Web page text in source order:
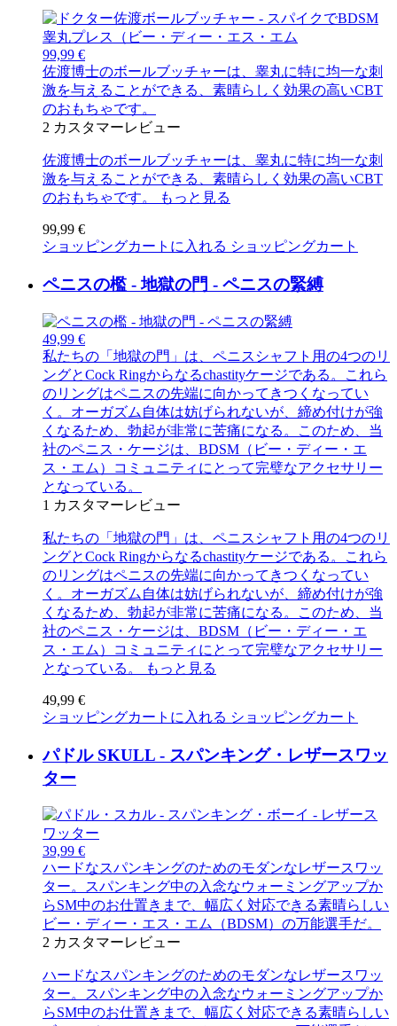
99,99 €
佐渡博士のボールブッチャーは、睾丸に特に均一な刺
激を与えることができる、素晴らしく効果の高いCBT
のおもちゃです。
2 カスタマーレビュー
佐渡博士のボールブッチャーは、睾丸に特に均一な刺
激を与えることができる、素晴らしく効果の高いCBT
のおもちゃです。
もっと見る
99,99 €
ショッピングカートに入れる ショッピングカート
ペニスの檻 - 地獄の門 - ペニスの緊縛
49,99 €
私たちの「地獄の門」は、ペニスシャフト用の4つのリ
ングとCock Ringからなるchastityケージである。これら
のリングはペニスの先端に向かってきつくなってい
く。オーガズム自体は妨げられないが、締め付けが強
くなるため、勃起が非常に苦痛になる。このため、当
社のペニス・ケージは、BDSM（ビー・ディー・エ
ス・エム）コミュニティにとって完璧なアクセサリー
となっている。
1 カスタマーレビュー
私たちの「地獄の門」は、ペニスシャフト用の4つのリ
ングとCock Ringからなるchastityケージである。これら
のリングはペニスの先端に向かってきつくなってい
く。オーガズム自体は妨げられないが、締め付けが強
くなるため、勃起が非常に苦痛になる。このため、当
社のペニス・ケージは、BDSM（ビー・ディー・エ
ス・エム）コミュニティにとって完璧なアクセサリー
となっている。
もっと見る
49,99 €
ショッピングカートに入れる ショッピングカート
パドル SKULL - スパンキング・レザースワッ
ター
39,99 €
ハードなスパンキングのためのモダンなレザースワッ
ター。スパンキング中の入念なウォーミングアップか
らSM中のお仕置きまで、幅広く対応できる素晴らしい
ビー・ディー・エス・エム（BDSM）の万能選手だ。
2 カスタマーレビュー
ハードなスパンキングのためのモダンなレザースワッ
ター。スパンキング中の入念なウォーミングアップか
らSM中のお仕置きまで、幅広く対応できる素晴らしい